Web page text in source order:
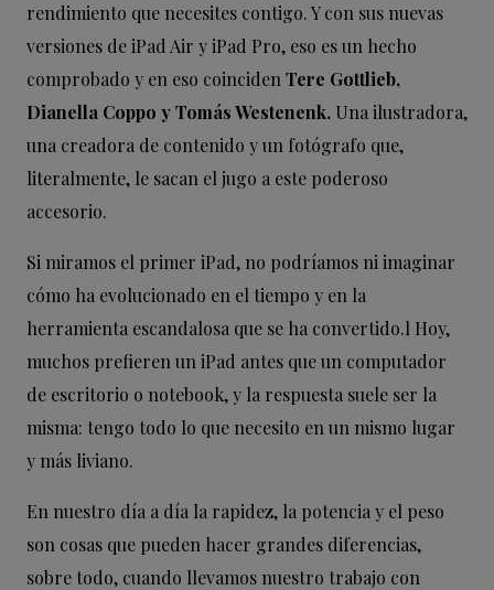
rendimiento que necesites contigo. Y con sus nuevas
versiones de iPad Air y iPad Pro, eso es un hecho
comprobado y en eso coinciden Tere Gottlieb,
Dianella Coppo y Tomás Westenenk. Una ilustradora,
una creadora de contenido y un fotógrafo que,
literalmente, le sacan el jugo a este poderoso
accesorio.
Si miramos el primer iPad, no podríamos ni imaginar
cómo ha evolucionado en el tiempo y en la
herramienta escandalosa que se ha convertido.l Hoy,
muchos prefieren un iPad antes que un computador
de escritorio o notebook, y la respuesta suele ser la
misma: tengo todo lo que necesito en un mismo lugar
y más liviano.
En nuestro día a día la rapidez, la potencia y el peso
son cosas que pueden hacer grandes diferencias,
sobre todo, cuando llevamos nuestro trabajo con